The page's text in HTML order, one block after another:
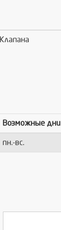
Клапана
Возможные дни
пн.-вс.